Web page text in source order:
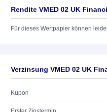
Rendite VMED 02 UK
Für dieses Wertpapier können
Verzinsung VMED 02 UK
Kupon